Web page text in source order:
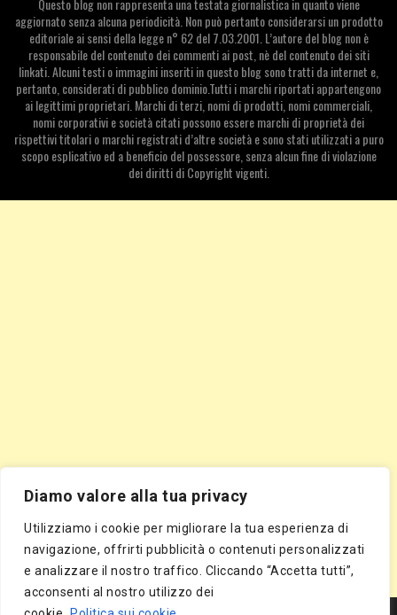
Diamo valore alla tua privacy
Utilizziamo i cookie per migliorare la tua esperienza di
navigazione, offrirti pubblicità o contenuti personalizzati
e analizzare il nostro traffico. Cliccando “Accetta tutti”,
acconsenti al nostro utilizzo dei
Questo blog non rappresenta una testata giornalistica in quanto viene
aggiornato senza alcuna periodicità. Non può pertanto considerarsi un prodotto
editoriale ai sensi della legge n° 62 del 7.03.2001. L’autore del blog non è
responsabile del contenuto dei commenti ai post, nè del contenuto dei siti
linkati. Alcuni testi o immagini inseriti in questo blog sono tratti da internet e,
pertanto, considerati di pubblico dominio.Tutti i marchi riportati appartengono
ai legittimi proprietari. Marchi di terzi, nomi di prodotti, nomi commerciali,
nomi corporativi e società citati possono essere marchi di proprietà dei
rispettivi titolari o marchi registrati d’altre società e sono stati utilizzati a puro
scopo esplicativo ed a beneficio del possessore, senza alcun fine di violazione
dei diritti di Copyright vigenti.
Segnala Sito Gratis| Segnala Azienda Gratis